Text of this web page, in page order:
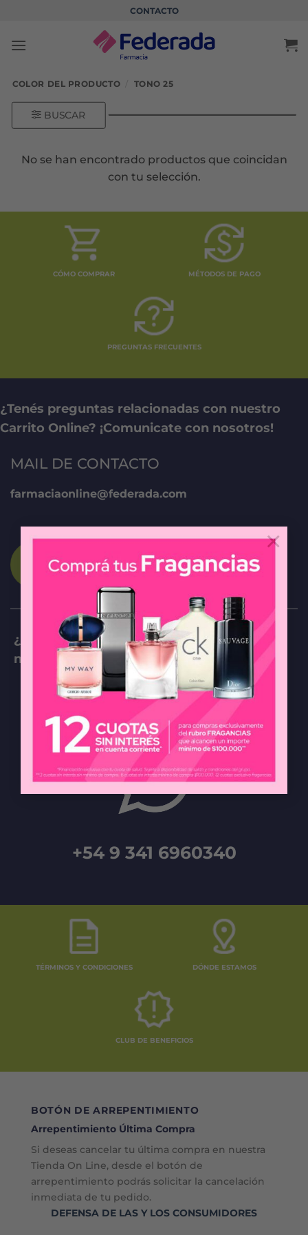
×
contenido
CONTACTO
COLOR DEL PRODUCTO TONO 25
BUSCAR
No se han encontrado productos que coincidan
con tu selección.
CÓMO COMPRAR MÉTODOS DE PAGO
PREGUNTAS FRECUENTES
¿Tenés preguntas relacionadas con nuestro
Carrito Online? ¡Comunicate con nosotros!
MAIL DE CONTACTO
farmaciaonline@federada.com
CONTACTO
¿Tenés preguntas relacionadas con
nuestras Farmacias?
comunicate por
WHATSAPP
+54 9 341 6960340
TÉRMINOS Y CONDICIONES DÓNDE ESTAMOS
CLUB DE BENEFICIOS
BOTÓN DE ARREPENTIMIENTO
Arrepentimiento Última Compra
Si deseas cancelar tu última compra en nuestra
Tienda On Line, desde el botón de
arrepentimiento podrás solicitar la cancelación
inmediata de tu pedido.
DEFENSA DE LAS Y LOS CONSUMIDORES